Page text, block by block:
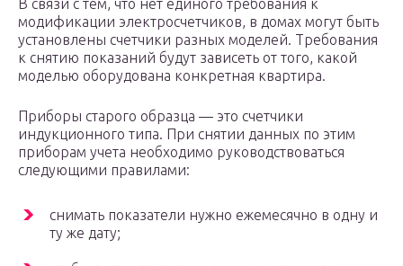
В связи с тем, что нет единого требования к
модификации электросчетчиков, в домах могут быть
установлены счетчики разных моделей. Требования
к снятию показаний будут зависеть от того, какой
моделью оборудована конкретная квартира.
Приборы старого образца — это счетчики
индукционного типа. При снятии данных по этим
приборам учета необходимо руководствоваться
следующими правилами:
снимать показатели нужно ежемесячно в одну и
ту же дату;